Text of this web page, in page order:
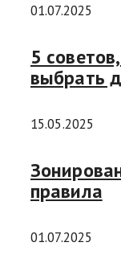
01.07.2025
5
выбрать
15.05.2025
правила
01.07.2025